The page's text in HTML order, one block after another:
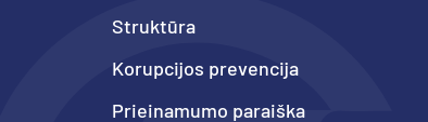
Struktūra
Korupcijos prevencija
Prieinamumo paraiška